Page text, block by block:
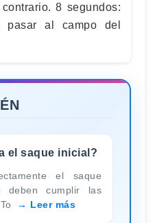
8 segundos:
pasar al campo del
el saque inicial?
el saque
deben cumplir las
Leer más